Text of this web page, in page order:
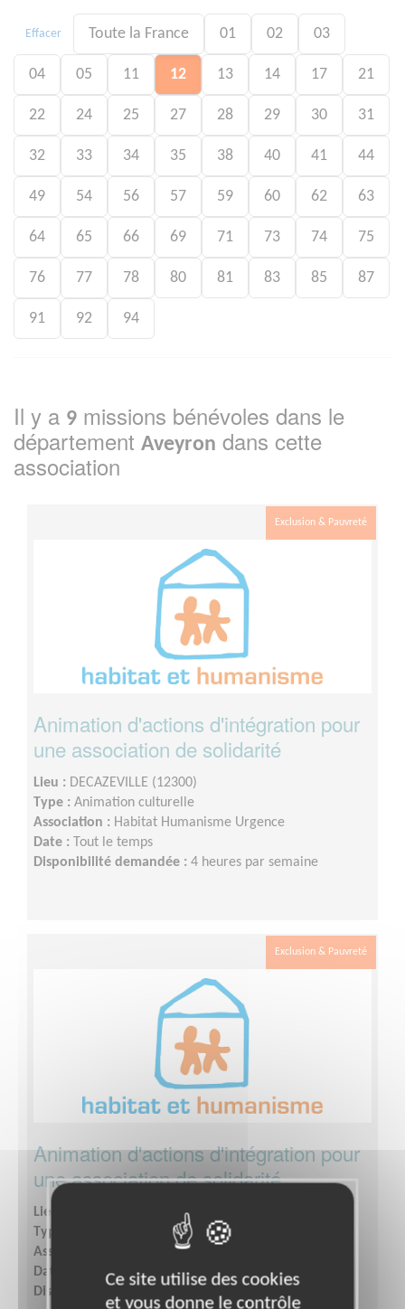
Effacer Toute la France 01 02 03
04 05 11 12 13 14 17 21
22 24 25 27 28 29 30 31
32 33 34 35 38 40 41 44
49 54 56 57 59 60 62 63
64 65 66 69 71 73 74 75
76 77 78 80 81 83 85 87
91 92 94
Il y a 9 missions bénévoles dans le
département Aveyron dans cette
association
Exclusion & Pauvreté
Animation d'actions d'intégration pour
une association de solidarité
Lieu : DECAZEVILLE (12300)
Type : Animation culturelle
Association : Habitat Humanisme Urgence
Date :
Tout le temps
Disponibilité demandée : 4 heures par semaine
Exclusion & Pauvreté
Animation d'actions d'intégration pour
une association de solidarité
Lieu :
ST AFFRIQUE (12400)
Type :
Animation culturelle
Association :
Habitat Humanisme Urgence
Date :
Tout le temps
Disponibilité demandée :
Ce site utilise des cookies
et vous donne le contrôle